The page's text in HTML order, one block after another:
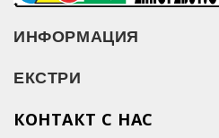
ИНФОРМАЦИЯ
ЕКСТРИ
КОНТАКТ С НАС